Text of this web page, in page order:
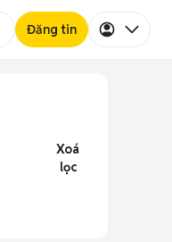
Đăng tin
Xoá
lọc